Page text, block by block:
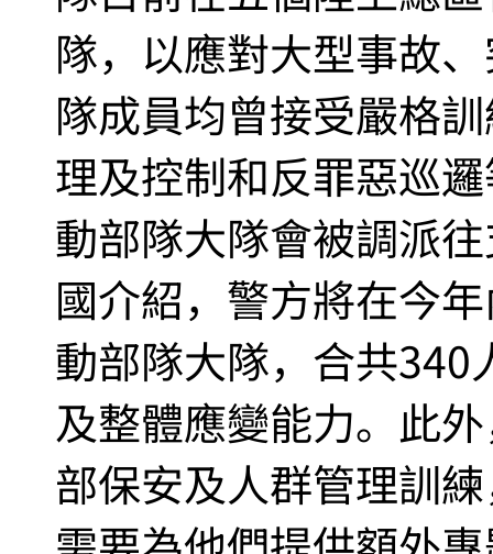
隊，以應對大型事故
隊成員均曾接受嚴格
理及控制和反罪惡巡
動部隊大隊會被調派
國介紹，警方將在今
動部隊大隊，合共340
及整體應變能力。此
部保安及人群管理訓